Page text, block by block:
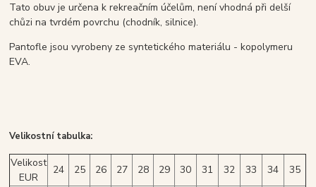
Tato obuv je určena k rekreačním účelům, není vhodná při delší
chůzi na tvrdém povrchu (chodník, silnice).
Pantofle jsou vyrobeny ze syntetického materiálu - kopolymeru
EVA.
Velikostní tabulka:
Velikost
EUR
24 25 26 27 28 29 30 31 32 33 34
35